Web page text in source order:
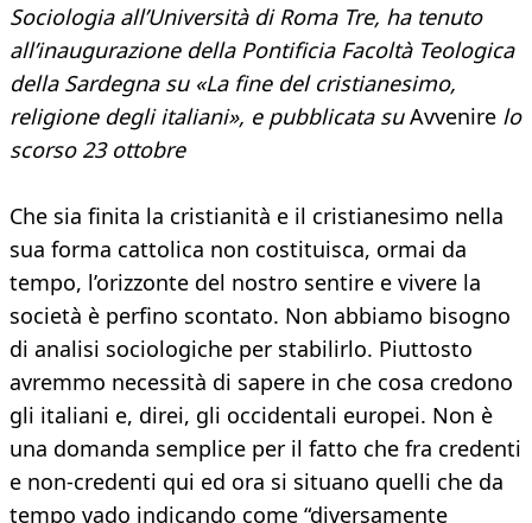
Sociologia all’Università di Roma Tre, ha tenuto
all’inaugurazione della Pontificia Facoltà Teologica
della Sardegna su «La fine del cristianesimo,
religione degli italiani», e pubblicata suAvvenire lo
scorso 23 ottobre
Che sia finita la cristianità e il cristianesimo nella
sua forma cattolica non costituisca, ormai da
tempo, l’orizzonte del nostro sentire e vivere la
società è perfino scontato. Non abbiamo bisogno
di analisi sociologiche per stabilirlo. Piuttosto
avremmo necessità di sapere in che cosa credono
gli italiani e, direi, gli occidentali europei. Non è
una domanda semplice per il fatto che fra credenti
e non-credenti qui ed ora si situano quelli che da
tempo vado indicando come “diversamente